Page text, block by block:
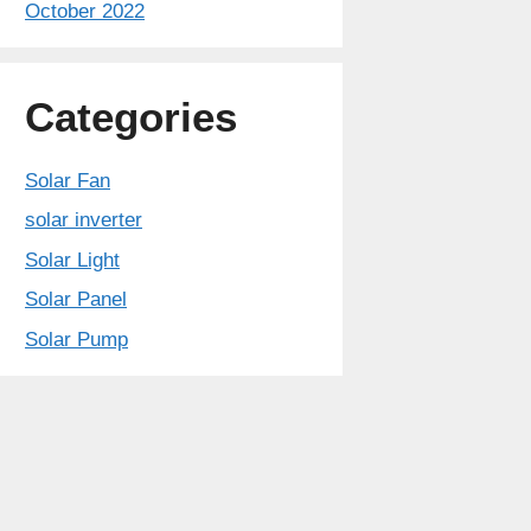
October 2022
Categories
Solar Fan
solar inverter
Solar Light
Solar Panel
Solar Pump